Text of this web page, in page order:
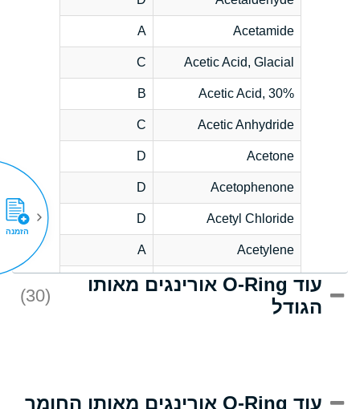
Acetamide
A
Acetic Acid, Glacial
C
Acetic Acid, 30%
B
Acetic Anhydride
C
Acetone
D
Acetophenone
D
Acetyl Chloride
D
Acetylene
A
Acrlylonitrile
D
Adipic Acid
עוד O-Ring אורינגים מאותו
הגודל
(30)
עוד O-Ring אורינגים מאותו החומר
הזמנה